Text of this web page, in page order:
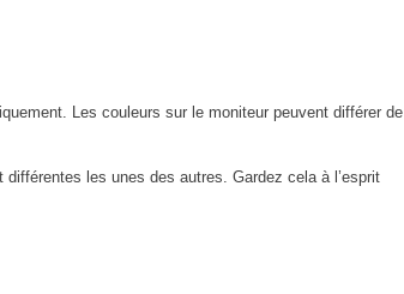
Les couleurs sur le moniteur peuvent différer de
les unes des autres. Gardez cela à l’esprit